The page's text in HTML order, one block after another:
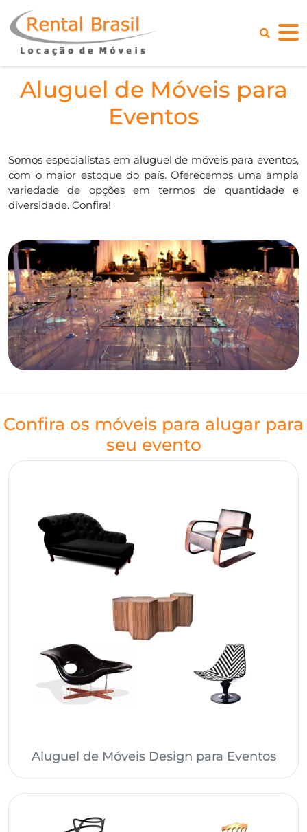
Aluguel de Móveis para
Eventos
Somos especialistas em aluguel de móveis para eventos,
com o maior estoque do país. Oferecemos uma ampla
variedade de opções em termos de quantidade e
diversidade. Confira!
Confira os móveis para alugar para
seu evento
Aluguel de Móveis Design para Eventos